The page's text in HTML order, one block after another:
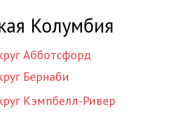
Колумбия
Абботсфорд
Бернаби
Кэмпбелл-Ривер